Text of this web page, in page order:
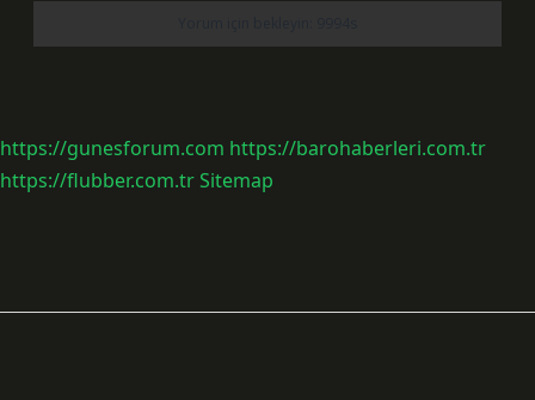
https://gunesforum.com https://barohaberleri.com.tr
https://flubber.com.trSitemap